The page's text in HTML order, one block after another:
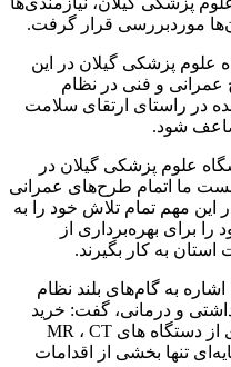
موردبررسی قرار گرفت.
علوم پزشکی گیلان در این
عمرانی و فنی در نظام
در راستای ارتقای سلامت
شود.
علوم پزشکی گیلان در
ما اتمام طرح‌های عمرانی
این مهم تمام تلاش خود را به
را برای بهره‌برداری از
به کار بگیرند.
به گام‌های بلند نظام
و درمانی، گفت: خرید
رادیوتراپی، ساخت بونکر، بهره‌برداری از دستگاه های MR ، CT
تنها بخشی از اقدامات